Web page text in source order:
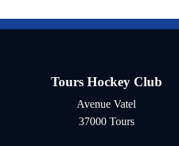
Tours Hockey Club
Avenue Vatel
37000 Tours